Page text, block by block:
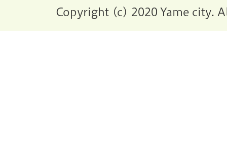
Copyright (c) 2020 Yame city.